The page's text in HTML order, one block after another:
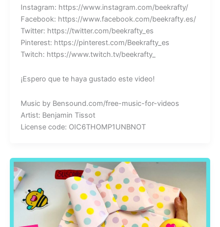
Instagram: https://www.instagram.com/beekrafty/
Facebook: https://www.facebook.com/beekrafty.es/
Twitter: https://twitter.com/beekrafty_es
Pinterest: https://pinterest.com/Beekrafty_es
Twitch: https://www.twitch.tv/beekrafty_
¡Espero que te haya gustado este video!
Music by Bensound.com/free-music-for-videos
Artist: Benjamin Tissot
License code: OIC6THOMP1UNBNOT